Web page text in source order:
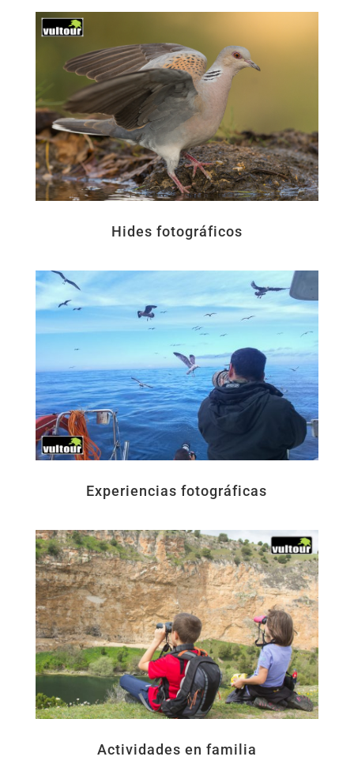
Hides fotográficos
Experiencias fotográficas
Actividades en familia